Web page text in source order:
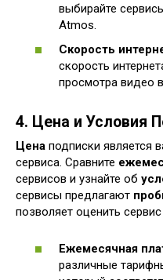
выбирайте
Atmos.
Скорость
скорость
просмотра видео
4. Цена и Условия
Цена подписки является
сервиса. Сравните
сервисов и узнайте об
сервисы предлагают
позволяет оценить
Ежемесячная
различные